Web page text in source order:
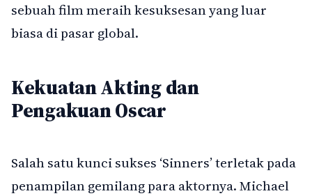
sebuah film meraih kesuksesan yang luar
biasa di pasar global.
Kekuatan Akting dan
Pengakuan Oscar
Salah satu kunci sukses ‘Sinners’ terletak pada
penampilan gemilang para aktornya. Michael